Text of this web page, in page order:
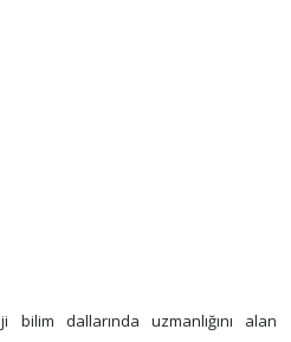
dallarında uzmanlığını alan